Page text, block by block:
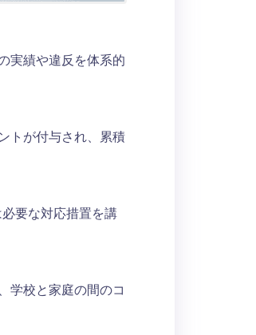
実績や違反を体系的
トが付与され、累積
要な対応措置を講
学校と家庭の間のコ